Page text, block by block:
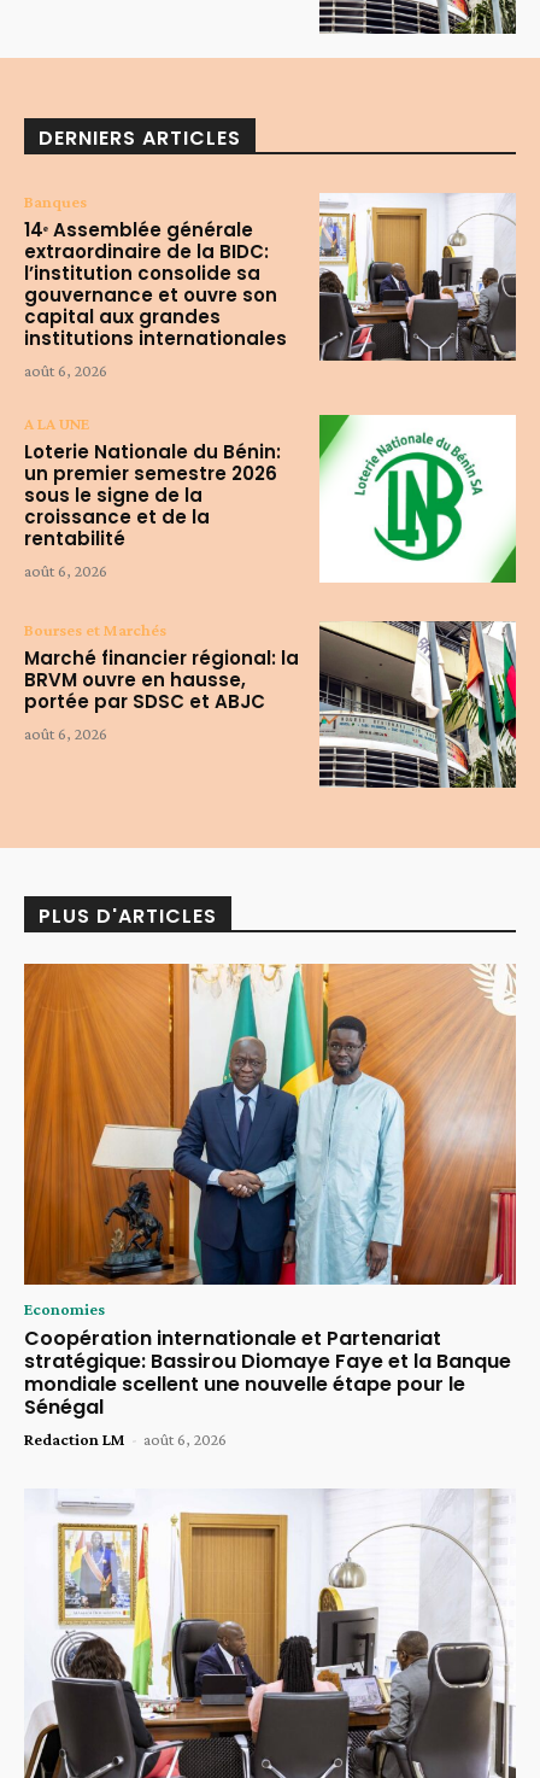
DERNIERS ARTICLES
Banques
14ᵉ Assemblée générale
extraordinaire de la BIDC:
l’institution consolide sa
gouvernance et ouvre son
capital aux grandes
institutions internationales
août 6, 2026
A LA UNE
Loterie Nationale du Bénin:
un premier semestre 2026
sous le signe de la
croissance et de la
rentabilité
août 6, 2026
Bourses et Marchés
Marché financier régional: la
BRVM ouvre en hausse,
portée par SDSC et ABJC
août 6, 2026
PLUS D'ARTICLES
Economies
Coopération internationale et Partenariat
stratégique: Bassirou Diomaye Faye et la Banque
mondiale scellent une nouvelle étape pour le
Sénégal
Redaction LM - août 6, 2026